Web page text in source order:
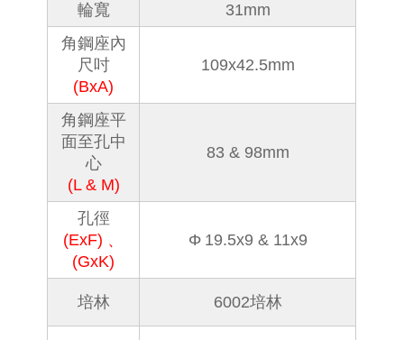
輪寬
31mm
角鋼座內
尺吋
(BxA)
109x42.5mm
角鋼座平
面至孔中
心
(L & M)
83 & 98mm
孔徑
(ExF) 、
(GxK)
Φ 19.5x9 & 11x9
培林 6002培林